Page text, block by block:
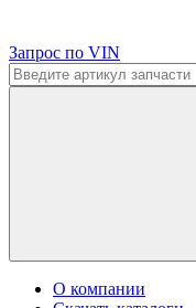
Запрос по VIN
О компании